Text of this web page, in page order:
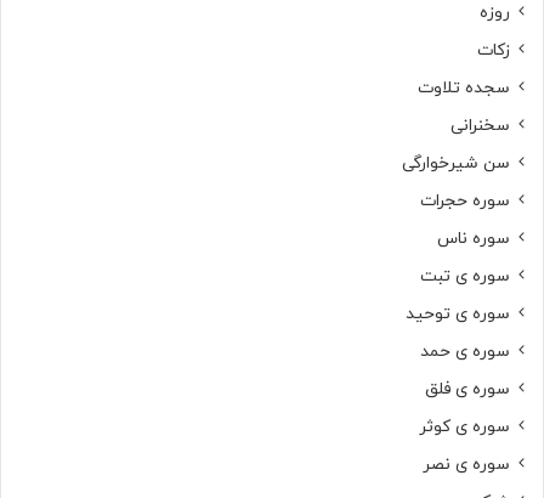
روزه
زکات
سجده تلاوت
سخنرانی
سن شیرخوارگی
سوره حجرات
سوره ناس
سوره ی تبت
سوره ی توحید
سوره ی حمد
سوره ی فلق
سوره ی کوثر
سوره ی نصر